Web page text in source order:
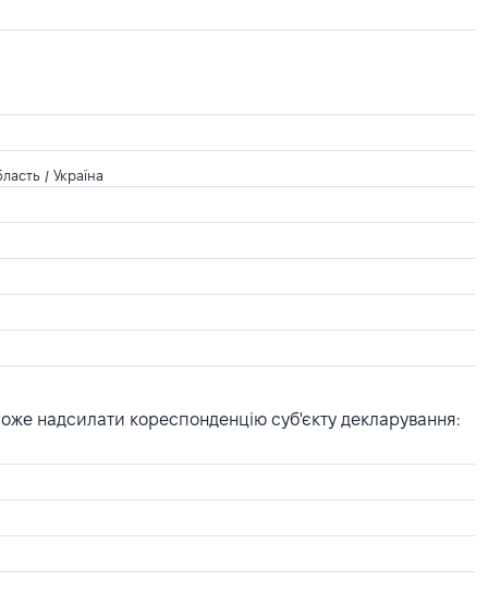
/ Україна
надсилати кореспонденцію суб'єкту декларування: